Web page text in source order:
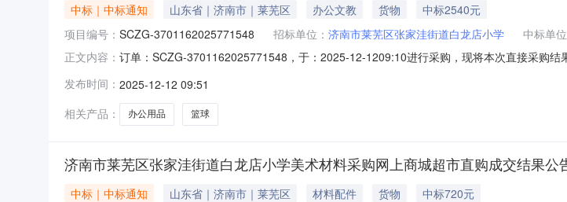
中标｜中标通知 山东省｜济南市｜莱芜区 办公文教 货物
中标2540元
项目编号： SCZG-3701162025771548 招标单位： 济南市莱芜区张家洼街道白龙店小学 中标单位
正文内容： 订单：SCZG-3701162025771548，于：2025-12-1209:10进行采购，现将本次直接采购
贰仟伍佰肆拾元整四、主要标的信息序号商品品目商品名称品牌型号数量单价（元）小计（
发布时间： 2025-12-12 09:51
相关产品：
办公用品 篮球
济南市莱芜区张家洼街道白龙店小学美术材料采购网上商城超市直购成交结果公
中标｜中标通知 山东省｜济南市｜莱芜区 材料配件 货物
中标720元